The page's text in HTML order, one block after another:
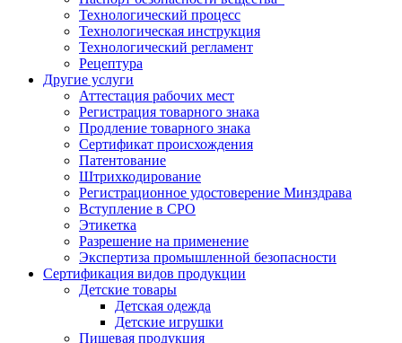
Технологический процесс
Технологическая инструкция
Технологический регламент
Рецептура
Другие услуги
Аттестация рабочих мест
Регистрация товарного знака
Продление товарного знака
Сертификат происхождения
Патентование
Штрихкодирование
Регистрационное удостоверение Минздрава
Вступление в СРО
Этикетка
Разрешение на применение
Экспертиза промышленной безопасности
Сертификация видов продукции
Детские товары
Детская одежда
Детские игрушки
Пищевая продукция